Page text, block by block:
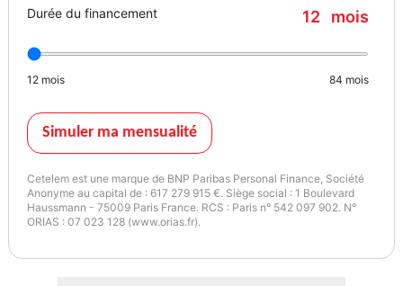
- Contrôle de la pression des pneumatiques
- Contrôle de vitesse en descente
- Dossier AR rabattable 60/40
- Détection de fatigue du conducteur
- Feux AV de position à LED
- Filtre à particules
- Freinage d'urgence autonome avec détection des piétons
- Moulures de protection latérale
Durée du financement 12 mois
12 mois 84 mois
Simuler ma mensualité
Cetelem est une marque de BNP Paribas Personal Finance, Société
Anonyme au capital de : 617 279 915 €. Siège social : 1 Boulevard
Haussmann - 75009 Paris France. RCS : Paris n° 542 097 902. N°
ORIAS : 07 023 128 (www.orias.fr).